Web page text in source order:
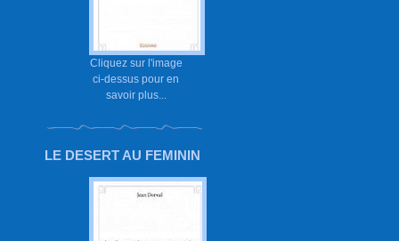
Cliquez sur l'image
ci-dessus pour en
savoir plus...
LE DESERT AU FEMININ